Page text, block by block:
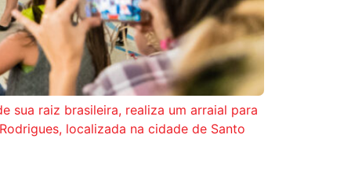
sua raiz brasileira, realiza um arraial para
localizada na cidade de Santo